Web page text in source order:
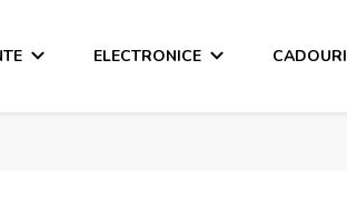
ELECTRONICE CADOURI